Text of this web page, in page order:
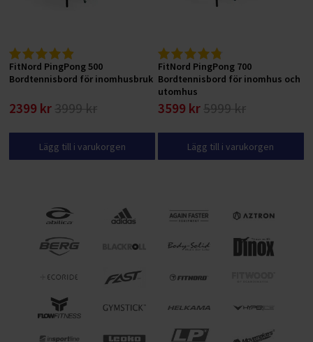
FitNord PingPong 500
Bordtennisbord för inomhusbruk
2399 kr 3999 kr
Lägg till i varukorgen
FitNord PingPong 700
Bordtennisbord för inomhus och
utomhus
3599 kr5999 kr
Lägg till i varukorgen